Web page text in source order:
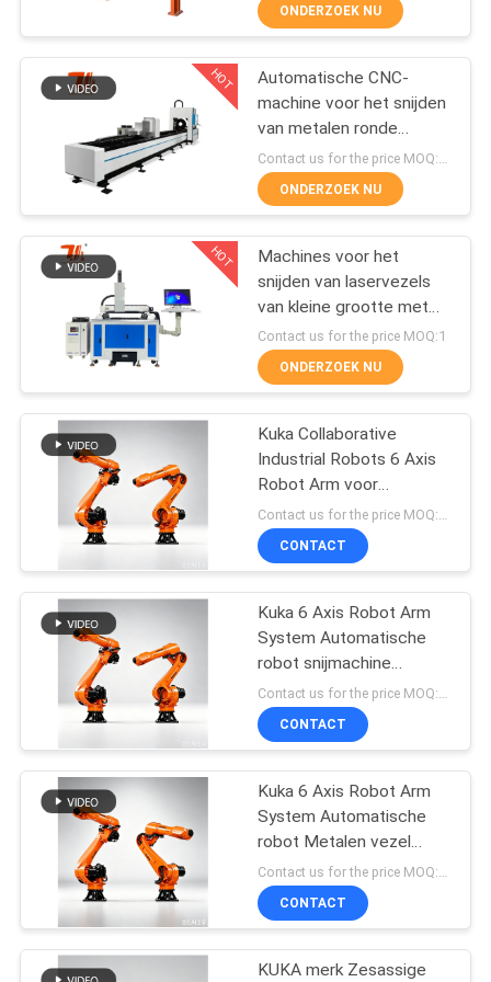
CONTACT
MET
NIEUWS
OPLOSSING
SITEMAP
PRIVACY
POLICY
Lasersnijmachine
175
De Machine van de
laserbekleding
25
Laser
Schoonmakende
Machine
50
Laser die Machine
merken
39
ONDERZOEK NU
HOT
Automatische CNC-
machine voor het snijden
van metalen ronde
vierkantvezellaserbuizen
ONDERZOEK NU
HOT
Machines voor het
snijden van laservezels
van kleine grootte met
een precisie van 1500 W
tot 3000 W
Contact us for the price MOQ:1
ONDERZOEK NU
Kuka Collaborative
Industrial Robots 6 Axis
Robot Arm voor
automatisch
metaalvezellasersnijden
Contact us for the price MOQ:1 set
CONTACT
Kuka 6 Axis Robot Arm
System Automatische
robot snijmachine
Metalen vezel laser
snijmachine
CONTACT
Kuka 6 Axis Robot Arm
System Automatische
robot Metalen vezel
laser snijmachine
CONTACT
KUKA merk Zesassige